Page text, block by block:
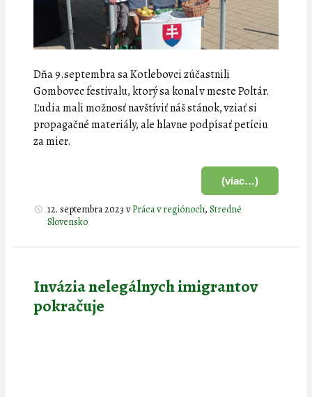
Dňa 9.septembra sa Kotlebovci zúčastnili
Gombovec festivalu, ktorý sa konal v meste Poltár.
Ľudia mali možnosť navštíviť náš stánok, vziať si
propagačné materiály, ale hlavne podpísať petíciu
za mier.
(viac…)
12. septembra 2023 vPráca v regiónoch, Stredné
Slovensko
Invázia nelegálnych imigrantov
pokračuje